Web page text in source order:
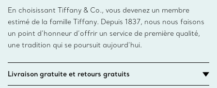
En choisissant Tiffany & Co., vous devenez un membre
estimé de la famille Tiffany. Depuis 1837, nous nous faisons
un point d’honneur d’offrir un service de première qualité,
une tradition qui se poursuit aujourd’hui.
Livraison gratuite et retours gratuits